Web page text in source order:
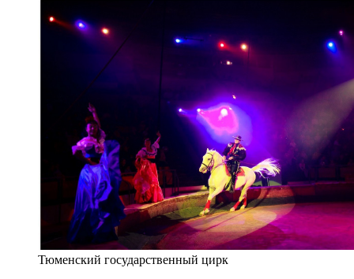
Тюменский государственный цирк